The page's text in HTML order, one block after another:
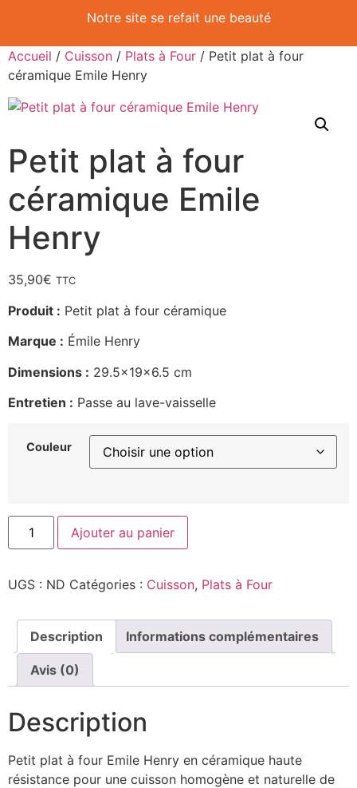
Notre site se refait une beauté
Accueil / Cuisson / Plats à Four / Petit plat à four
céramique Emile Henry
Petit plat à four
céramique Emile
Henry
35,90€ TTC
Produit : Petit plat à four céramique
Marque : Émile Henry
Dimensions : 29.5x19x6.5 cm
Entretien : Passe au lave-vaisselle
Couleur
Ajouter au panier
UGS : ND Catégories : Cuisson, Plats à Four
Description Informations complémentaires
Avis (0)
Description
Petit plat à four Emile Henry en céramique haute
résistance pour une cuisson homogène et naturelle de